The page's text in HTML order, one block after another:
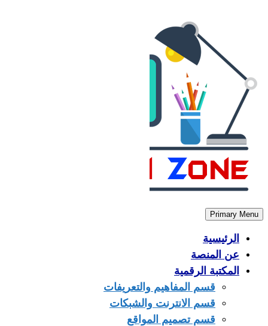
Primary Menu
الرئيسية
عن المنصة
المكتبة الرقمية
قسم المفاهيم والتعريفات
قسم الانترنت والشبكات
قسم تصميم المواقع